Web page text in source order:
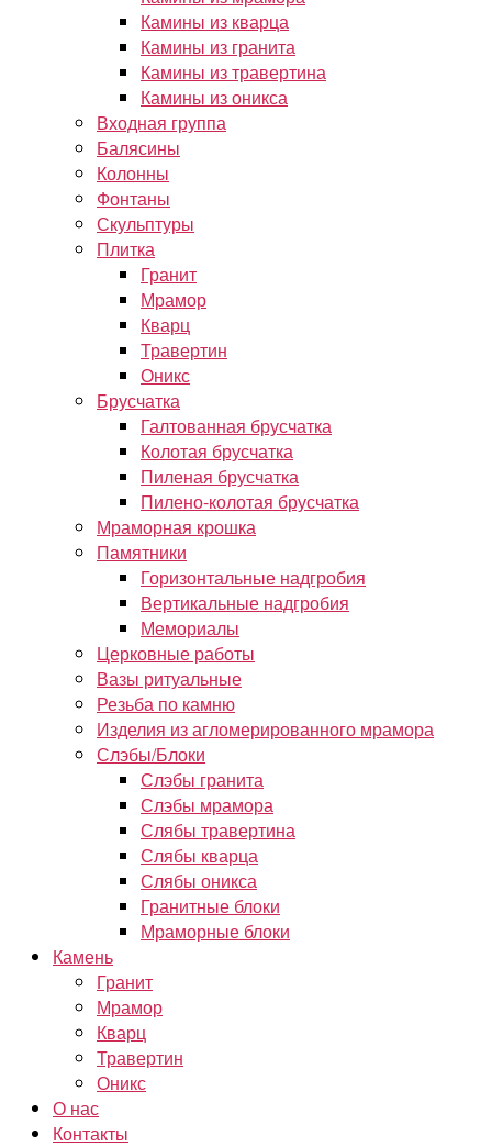
Камины из кварца
Камины из гранита
Камины из травертина
Камины из оникса
Входная группа
Балясины
Колонны
Фонтаны
Скульптуры
Плитка
Гранит
Мрамор
Кварц
Травертин
Оникс
Брусчатка
Галтованная брусчатка
Колотая брусчатка
Пиленая брусчатка
Пилено-колотая брусчатка
Мраморная крошка
Памятники
Горизонтальные надгробия
Вертикальные надгробия
Мемориалы
Церковные работы
Вазы ритуальные
Резьба по камню
Изделия из агломерированного мрамора
Слэбы/Блоки
Слэбы гранита
Слэбы мрамора
Слябы травертина
Слябы кварца
Слябы оникса
Гранитные блоки
Мраморные блоки
Камень
Гранит
Мрамор
Кварц
Травертин
Оникс
О нас
Контакты